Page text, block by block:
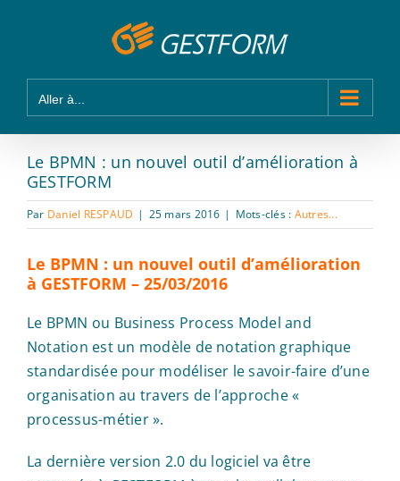
Aller à...
Le BPMN : un nouvel outil d’amélioration à
GESTFORM
Par Daniel RESPAUD | 25 mars 2016 | Mots-clés : Autres...
Le BPMN : un nouvel outil d’amélioration
à GESTFORM – 25/03/2016
Le BPMN ou Business Process Model and
Notation est un modèle de notation graphique
standardisée pour modéliser le savoir-faire d’une
organisation au travers de l’approche «
processus-métier ».
La dernière version 2.0 du logiciel va être